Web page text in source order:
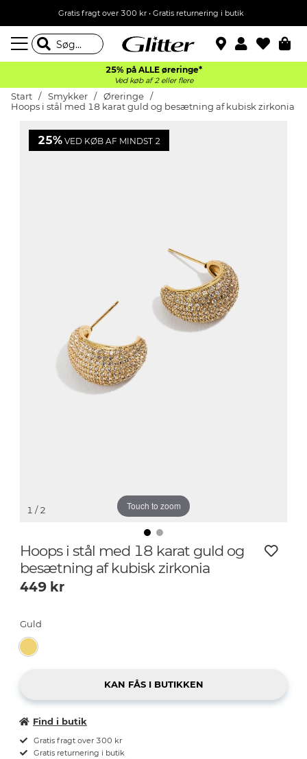
Gratis fragt over 300 kr • Gratis returnering i butik
25% på ALLE øreringe*
Ved køb af 2 eller flere
Start Smykker
Øreringe
Hoops i stål med 18 karat guld og besætning af kubisk zirkonia
25% VED KØB AF MINDST 2
Touch to zoom
1 / 2
Hoops i stål med 18 karat guld og
besætning af kubisk zirkonia
449 kr
Guld
Find i butik
Gratis fragt over 300 kr
Gratis returnering i butik